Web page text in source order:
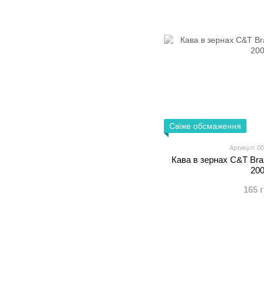
Свіже обсмаження
Артикул:
Кава в зернах C&T
165